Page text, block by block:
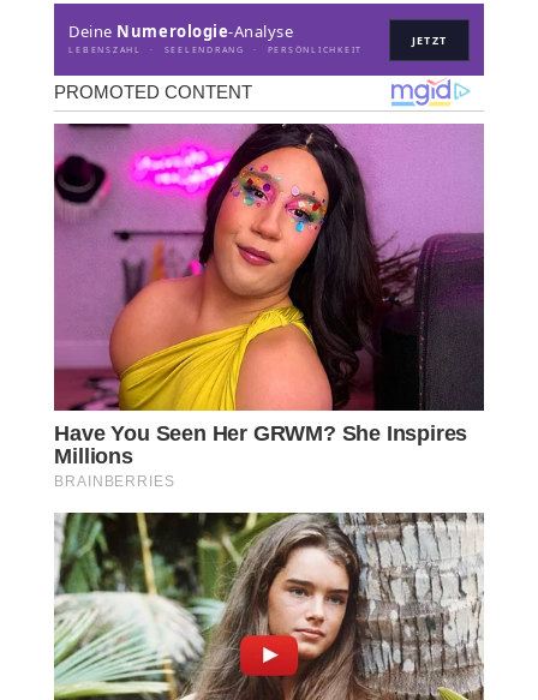
Deine Numerologie-Analyse
LEBENSZAHL · SEELENDRANG · PERSÖNLICHKEIT
JETZT